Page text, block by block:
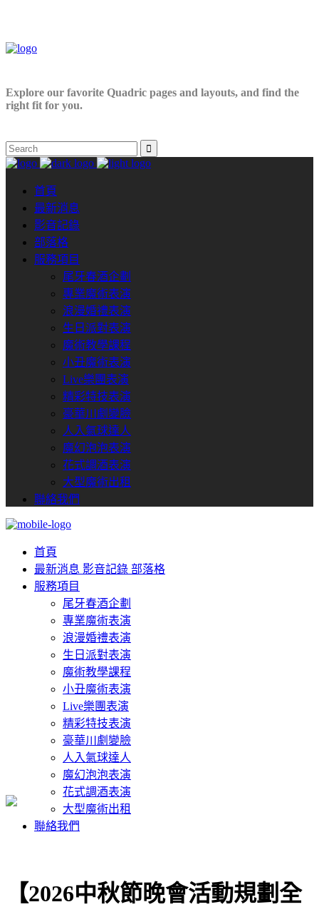
Explore our favorite Quadric pages and layouts, and find the
right fit for you.
首頁
最新消息
影音記錄
部落格
服務項目
尾牙春酒企劃
專業魔術表演
浪漫婚禮表演
生日派對表演
魔術教學課程
小丑魔術表演
Live樂團表演
精彩特技表演
豪華川劇變臉
人入氣球達人
魔幻泡泡表演
花式調酒表演
大型魔術出租
聯絡我們
首頁
最新消息 影音記錄 部落格
服務項目
尾牙春酒企劃
專業魔術表演
浪漫婚禮表演
生日派對表演
魔術教學課程
小丑魔術表演
Live樂團表演
精彩特技表演
豪華川劇變臉
人入氣球達人
魔幻泡泡表演
花式調酒表演
大型魔術出租
聯絡我們
【2026中秋節晚會活動規劃全